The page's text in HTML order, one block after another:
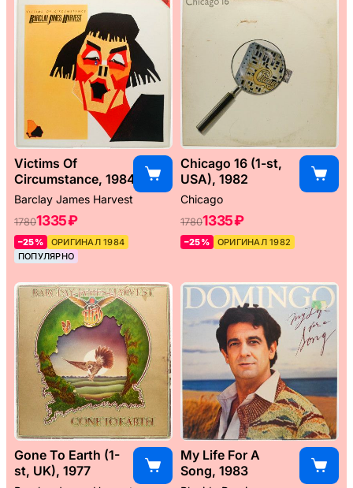
Victims Of
Circumstance, 1984
Barclay James Harvest
17801335 ₽
–25%
ОРИГИНАЛ 1984
ПОПУЛЯРНО
Chicago 16 (1-st,
USA), 1982
Chicago
17801335 ₽
–25% ОРИГИНАЛ 1982
Gone To Earth (1-
st, UK), 1977
My Life For A
Song, 1983